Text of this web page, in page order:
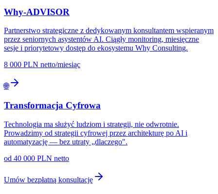
Why-ADVISOR
Partnerstwo strategiczne z dedykowanym konsultantem wspieranym
przez seniornych asystentów AI. Ciągły monitoring, miesięczne
sesje i priorytetowy dostęp do ekosystemu Why Consulting.
8 000 PLN netto/miesiąc
🌐
Transformacja Cyfrowa
Technologia ma służyć ludziom i strategii, nie odwrotnie.
Prowadzimy od strategii cyfrowej przez architekturę po AI i
automatyzację — bez utraty „dlaczego".
od 40 000 PLN netto
Umów bezpłatną konsultację